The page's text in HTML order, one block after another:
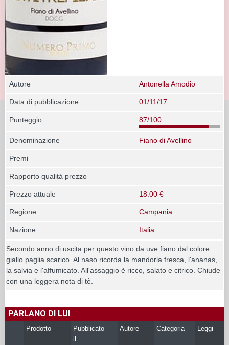
Autore Antonella Amodio
Data di pubblicazione 01/11/17
Punteggio 87/100
Denominazione Fiano di Avellino
Premi
Rapporto qualità prezzo
Prezzo attuale 18.00 €
Regione Campania
Nazione Italia
Secondo anno di uscita per questo vino da uve fiano dal colore
giallo paglia scarico. Al naso ricorda la mandorla fresca, l'ananas,
la salvia e l'affumicato. All'assaggio è ricco, salato e citrico. Chiude
con una leggera nota di tè.
PARLANO DI LUI
Prodotto
Pubblicato
il
Autore Categoria Leggi